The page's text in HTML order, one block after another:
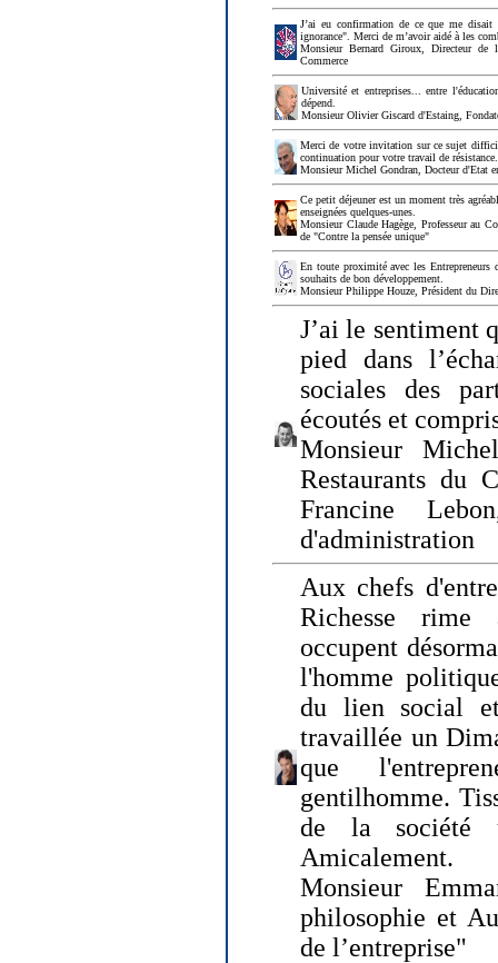
J’ai eu confirmation de ce que me disait
ignorance". Merci de m’avoir aidé à les
Monsieur Bernard Giroux, Directeur de
Commerce
Université et entreprises... entre
dépend.
Monsieur Olivier Giscard d'Estaing,
Merci de votre invitation sur ce sujet
continuation pour votre travail de
Monsieur Michel Gondran, Docteur d'Etat
Ce petit déjeuner est un moment très
enseignées quelques-unes.
Monsieur Claude Hagège, Professeur au
de "Contre la pensée unique"
En toute proximité avec les
souhaits de bon développement.
Monsieur Philippe Houze, Président du
J’ai le sentiment
pied dans
sociales des
écoutés et
Monsieur
Restaurants du
Francine
d'administration
Aux chefs
Richesse rime
occupent
l'homme
du lien social
travaillée un
que
gentilhomme.
de la société
Amicalement.
Monsieur
philosophie et
de l’entreprise"